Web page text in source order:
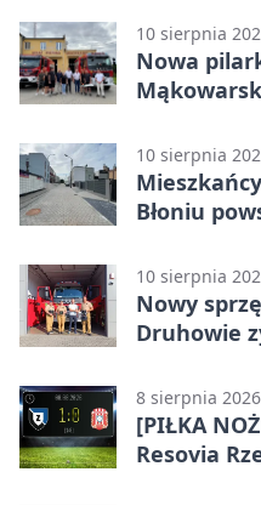
10 sierpnia
Nowa
10 sierpnia
Błoniu
10 sierpnia
Nowy
Druhowie
8 sierpnia 2026
[PIŁKA
Resovia